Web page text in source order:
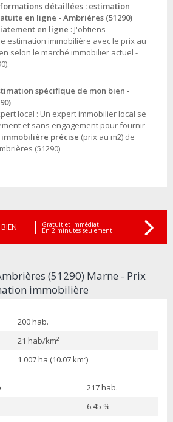
détaillées : estimation
en ligne - Ambrières (51290)
en ligne : J'obtiens
estimation immobilière avec le prix au
selon le marché immobilier actuel -
spécifique de mon bien -
local : Un expert immobilier local se
et sans engagement pour fournir
précise (prix au m2) de
(51290)
Gratuit et Immédiat
En 2 minutes seulement
(51290) Marne - Prix
immobilière
200 hab.
21 hab/km²
1 007 ha (10.07 km²)
217 hab.
6.45 %